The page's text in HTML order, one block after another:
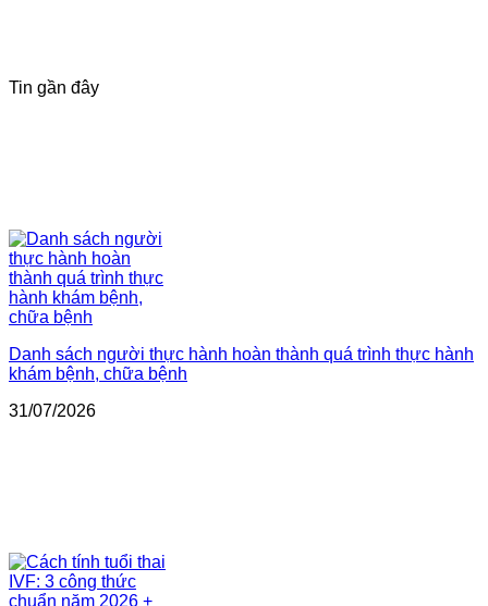
Tin gần đây
Danh sách người thực hành hoàn thành quá trình thực hành
khám bệnh, chữa bệnh
31/07/2026